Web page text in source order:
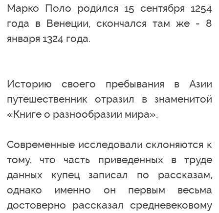
Марко Поло родился 15 сентября 1254
года в Венеции, скончался там же - 8
января 1324 года.
Историю своего пребывания в Азии
путешественник отразил в знаменитой
«Книге о разнообразии мира».
Современные исследовали склоняются к
тому, что часть приведенных в труде
данных купец записал по рассказам,
однако именно он первым весьма
достоверно рассказал средневековому